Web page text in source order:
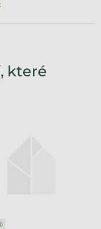
které